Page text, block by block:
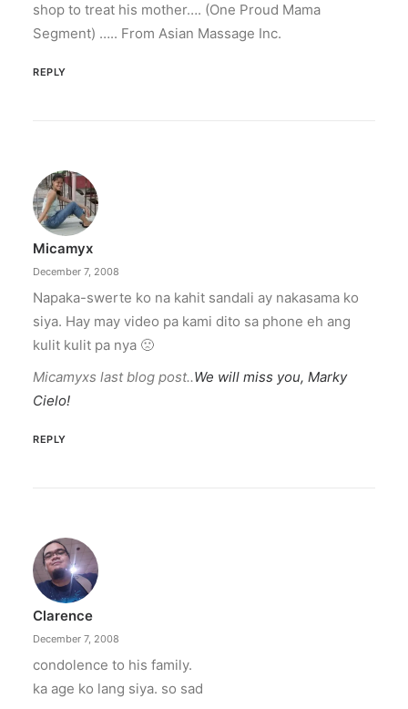
shop to treat his mother…. (One Proud Mama
Segment) ….. From Asian Massage Inc.
REPLY
Micamyx
December 7, 2008
Napaka-swerte ko na kahit sandali ay nakasama ko
siya. Hay may video pa kami dito sa phone eh ang
kulit kulit pa nya 🙁
Micamyxs last blog post..We will miss you, Marky
Cielo!
REPLY
Clarence
December 7, 2008
condolence to his family.
ka age ko lang siya. so sad